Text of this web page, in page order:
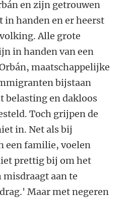
en zijn getrouwen
in handen en er heerst
Alle grote
in handen van een
maatschappelijke
bijstaan
belasting en dakloos
Toch grijpen de
in. Net als bij
een familie, voelen
prettig bij om het
aan te
Maar met negeren